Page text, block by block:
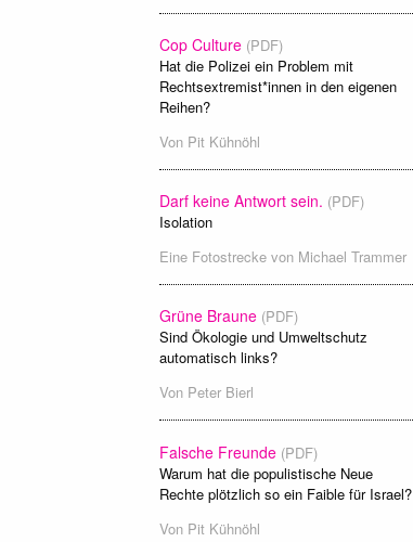
Cop Culture (PDF)
Hat die Polizei ein Problem mit
Rechtsextremist*innen in den eigenen
Reihen?
Von Pit Kühnöhl
Darf keine Antwort sein. (PDF)
Isolation
Eine Fotostrecke von Michael Trammer
Grüne Braune (PDF)
Sind Ökologie und Umweltschutz
automatisch links?
Von Peter Bierl
Falsche Freunde (PDF)
Warum hat die populistische Neue
Rechte plötzlich so ein Faible für Israel?
Von Pit Kühnöhl